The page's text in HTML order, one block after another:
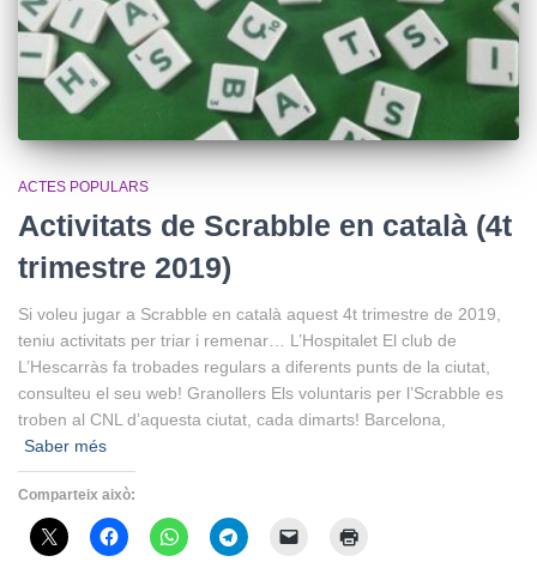
ACTES POPULARS
Activitats de Scrabble en català (4t
trimestre 2019)
Si voleu jugar a Scrabble en català aquest 4t trimestre de 2019,
teniu activitats per triar i remenar… L’Hospitalet El club de
L’Hescarràs fa trobades regulars a diferents punts de la ciutat,
consulteu el seu web! Granollers Els voluntaris per l’Scrabble es
troben al CNL d’aquesta ciutat, cada dimarts! Barcelona,
Saber més
Comparteix això: